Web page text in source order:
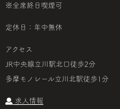
※全席終日喫煙可
定休日：年中無休
アクセス
JR中央線立川駅北口徒歩2分
多摩モノレール立川北駅徒歩1分
求人情報